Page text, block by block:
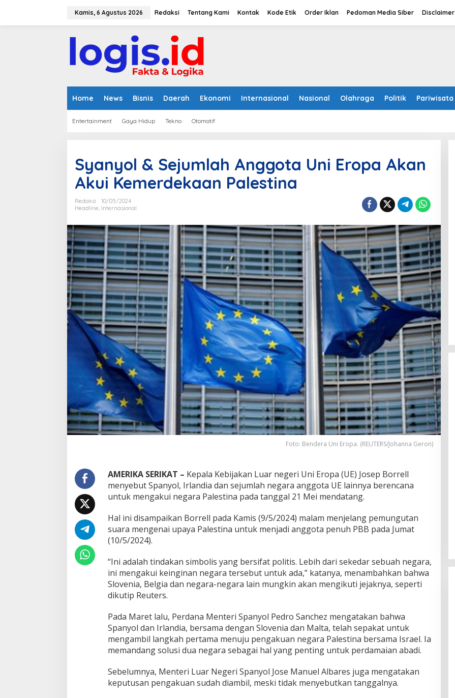
Kamis, 6 Agustus 2026 Redaksi Tentang Kami Kontak Kode Etik Order Iklan Pedoman Media Siber Disclaimer
Home News Bisnis Daerah Ekonomi Internasional Nasional Olahraga Politik Pariwisata
Entertainment Gaya Hidup Tekno Otomotif
Syanyol & Sejumlah Anggota Uni Eropa Akan
Akui Kemerdekaan Palestina
Redaksi
10/05/2024
Headline, Internasional
Foto: Bendera Uni Eropa. (REUTERS/Johanna Geron)
AMERIKA SERIKAT – Kepala Kebijakan Luar negeri Uni Eropa (UE) Josep Borrell
menyebut Spanyol, Irlandia dan sejumlah negara anggota UE lainnya berencana
untuk mengakui negara Palestina pada tanggal 21 Mei mendatang.
Hal ini disampaikan Borrell pada Kamis (9/5/2024) malam menjelang pemungutan
suara mengenai upaya Palestina untuk menjadi anggota penuh PBB pada Jumat
(10/5/2024).
“Ini adalah tindakan simbolis yang bersifat politis. Lebih dari sekedar sebuah negara,
ini mengakui keinginan negara tersebut untuk ada,” katanya, menambahkan bahwa
Slovenia, Belgia dan negara-negara lain mungkin akan mengikuti jejaknya, seperti
dikutip Reuters.
Pada Maret lalu, Perdana Menteri Spanyol Pedro Sanchez mengatakan bahwa
Spanyol dan Irlandia, bersama dengan Slovenia dan Malta, telah sepakat untuk
mengambil langkah pertama menuju pengakuan negara Palestina bersama Israel. Ia
memandang solusi dua negara sebagai hal yang penting untuk perdamaian abadi.
Sebelumnya, Menteri Luar Negeri Spanyol Jose Manuel Albares juga mengatakan
keputusan pengakuan sudah diambil, meski tidak menyebutkan tanggalnya.